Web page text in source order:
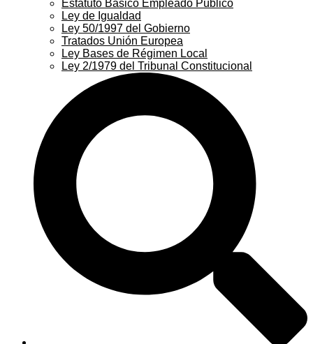
Estatuto Básico Empleado Público
Ley de Igualdad
Ley 50/1997 del Gobierno
Tratados Unión Europea
Ley Bases de Régimen Local
Ley 2/1979 del Tribunal Constitucional